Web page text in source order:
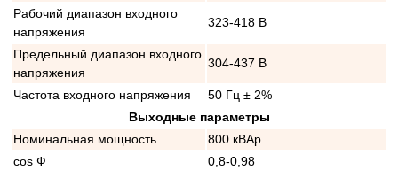
Рабочий диапазон входного
напряжения
323-418 В
Предельный диапазон входного
напряжения
304-437 В
Частота входного напряжения
50 Гц ± 2%
Выходные параметры
Номинальная мощность
800 кВАр
cos Ф
0,8-0,98